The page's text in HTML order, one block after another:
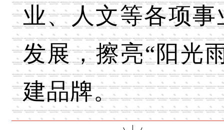
业、人文等各项事
发展，擦亮“阳光
建品牌。